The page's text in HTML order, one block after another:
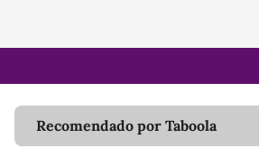
Recomendado por Taboola